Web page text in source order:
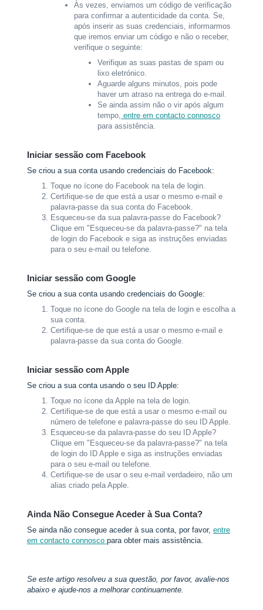
Às vezes, enviamos um código de verificação
para confirmar a autenticidade da conta. Se,
após inserir as suas credenciais, informarmos
que iremos enviar um código e não o receber,
verifique o seguinte:
Verifique as suas pastas de spam ou
lixo eletrónico.
Aguarde alguns minutos, pois pode
haver um atraso na entrega do e-mail.
Se ainda assim não o vir após algum
tempo, entre em contacto connosco
para assistência.
Iniciar sessão com Facebook
Se criou a sua conta usando credenciais do Facebook:
Toque no ícone do Facebook na tela de login.
Certifique-se de que está a usar o mesmo e-mail e
palavra-passe da sua conta do Facebook.
Esqueceu-se da sua palavra-passe do Facebook?
Clique em "Esqueceu-se da palavra-passe?" na tela
de login do Facebook e siga as instruções enviadas
para o seu e-mail ou telefone.
Iniciar sessão com Google
Se criou a sua conta usando credenciais do Google:
Toque no ícone do Google na tela de login e escolha a
sua conta.
Certifique-se de que está a usar o mesmo e-mail e
palavra-passe da sua conta do Google.
Iniciar sessão com Apple
Se criou a sua conta usando o seu ID Apple:
Toque no ícone da Apple na tela de login.
Certifique-se de que está a usar o mesmo e-mail ou
número de telefone e palavra-passe do seu ID Apple.
Esqueceu-se da palavra-passe do seu ID Apple?
Clique em "Esqueceu-se da palavra-passe?" na tela
de login do ID Apple e siga as instruções enviadas
para o seu e-mail ou telefone.
Certifique-se de usar o seu e-mail verdadeiro, não um
alias criado pela Apple.
Ainda Não Consegue Aceder à Sua Conta?
Se ainda não consegue aceder à sua conta, por favor, entre
em contacto connosco para obter mais assistência.
Se este artigo resolveu a sua questão, por favor, avalie-nos
abaixo e ajude-nos a melhorar continuamente.